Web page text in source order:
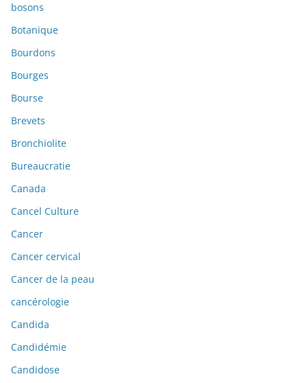
bosons
Botanique
Bourdons
Bourges
Bourse
Brevets
Bronchiolite
Bureaucratie
Canada
Cancel Culture
Cancer
Cancer cervical
Cancer de la peau
cancérologie
Candida
Candidémie
Candidose